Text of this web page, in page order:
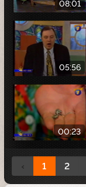
08:01
05:56
00:23
‹ 1 2